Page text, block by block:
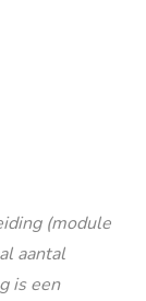
(module
aantal
is een